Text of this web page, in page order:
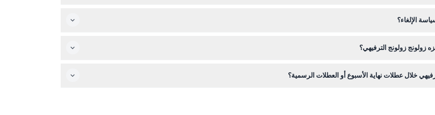
الإلغاء؟
زولونج زولونج الترفيهي؟
خلال عطلات نهاية الأسبوع أو العطلات الرسمية؟